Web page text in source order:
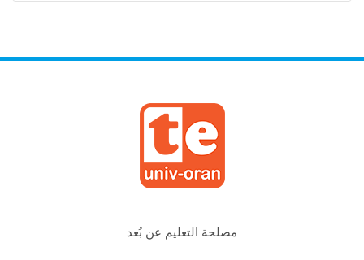
مصلحة التعليم عن بُعد